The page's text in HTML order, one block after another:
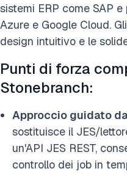
sistemi ERP come SAP
Azure e Google Cloud.
design intuitivo e le
Punti di forza
Stonebranch:
Approccio guidato
sostituisce il JES/
un'API JES REST,
controllo dei job in